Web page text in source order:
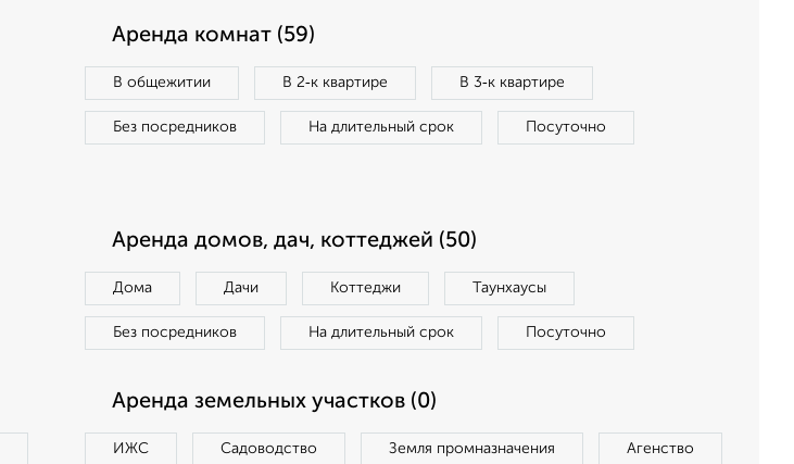
Аренда комнат (59)
В общежитии В 2‑к квартире В 3‑к квартире
Без посредников На длительный срок Посуточно
Аренда домов, дач, коттеджей (50)
Дома Дачи Коттеджи Таунхаусы
Без посредников На длительный срок Посуточно
Аренда земельных участков (0)
ИЖС Садоводство Земля промназначения Агенство